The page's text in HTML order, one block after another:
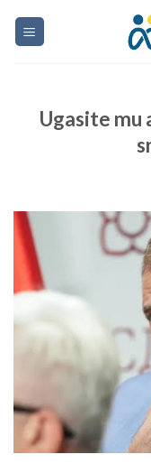
Ugasite mu